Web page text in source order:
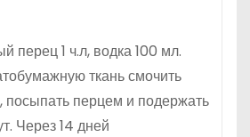
перец 1 ч.л, водка 100 мл.
ткань смочить
посыпать перцем и подержать
Через 14 дней